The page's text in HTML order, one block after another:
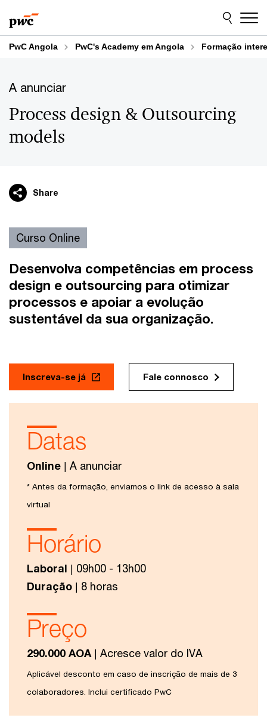
to
content
to
footer
PwC Angola PwC's Academy em Angola Formação
A anunciar
Process design & Outsourcing
models
Share
Curso Online
Desenvolva competências em process
design e outsourcing para otimizar
processos e apoiar a evolução
sustentável da sua organização.
Inscreva-se já Fale connosco
Datas
Online | A anunciar
* Antes da formação, enviamos o link de acesso à sala
virtual
Horário
Laboral | 09h00 - 13h00
Duração | 8 horas
Preço
290.000 AOA | Acresce valor do IVA
Aplicável desconto em caso de inscrição de mais de 3
colaboradores. Inclui certificado PwC